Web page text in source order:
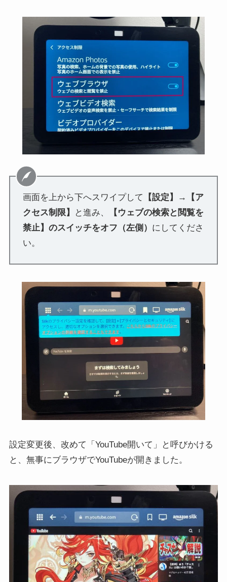
画面を上から下へスワイプして
【設定】→【ア
クセス制限】
と進み、
【ウェブの検索と閲覧を
禁止】のスイッチをオフ（左側） にしてくださ
い。
設定変更後、改めて「YouTube開いて」と呼びかける
と、無事にブラウザでYouTubeが開きました。